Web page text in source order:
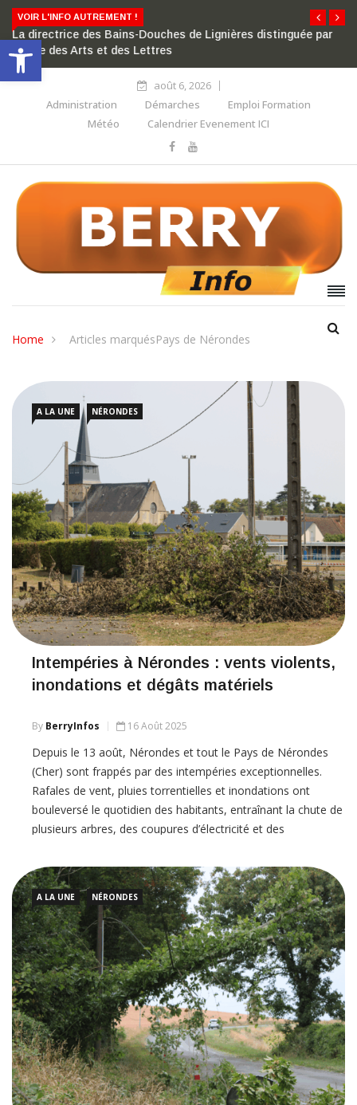
Ouvrir la barre d’outils
VOIR L'INFO AUTREMENT !
La directrice des Bains-Douches de Lignières distinguée par
l’ordre des Arts et des Lettres
août 6, 2026
Administration
Démarches
Emploi Formation
Météo
Calendrier Evenement ICI
Home Articles marquésPays de Nérondes
A LA UNE NÉRONDES
Intempéries à Nérondes : vents violents,
inondations et dégâts matériels
By BerryInfos 16 Août 2025
Depuis le 13 août, Nérondes et tout le Pays de Nérondes
(Cher) sont frappés par des intempéries exceptionnelles.
Rafales de vent, pluies torrentielles et inondations ont
bouleversé le quotidien des habitants, entraînant la chute de
plusieurs arbres, des coupures d’électricité et des
A LA UNE NÉRONDES